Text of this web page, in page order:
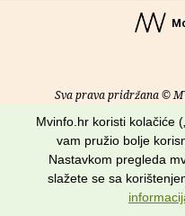
Sva prava pridržana ©
O nama• Pomoć•
Mvinfo.hr koristi kolačiće
vam pružio bolje
Nastavkom pregleda
slažete se sa